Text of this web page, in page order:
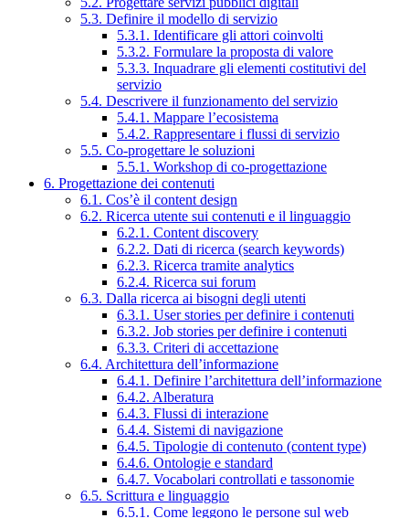
5.3. Definire il modello di servizio
5.3.1. Identificare gli attori coinvolti
5.3.2. Formulare la proposta di valore
5.3.3. Inquadrare gli elementi costitutivi del
servizio
5.4. Descrivere il funzionamento del servizio
5.4.1. Mappare l’ecosistema
5.4.2. Rappresentare i flussi di servizio
5.5. Co-progettare le soluzioni
5.5.1. Workshop di co-progettazione
6. Progettazione dei contenuti
6.1. Cos’è il content design
6.2. Ricerca utente sui contenuti e il linguaggio
6.2.1. Content discovery
6.2.2. Dati di ricerca (search keywords)
6.2.3. Ricerca tramite analytics
6.2.4. Ricerca sui forum
6.3. Dalla ricerca ai bisogni degli utenti
6.3.1. User stories per definire i contenuti
6.3.2. Job stories per definire i contenuti
6.3.3. Criteri di accettazione
6.4. Architettura dell’informazione
6.4.1. Definire l’architettura dell’informazione
6.4.2. Alberatura
6.4.3. Flussi di interazione
6.4.4. Sistemi di navigazione
6.4.5. Tipologie di contenuto (content type)
6.4.6. Ontologie e standard
6.4.7. Vocabolari controllati e tassonomie
6.5. Scrittura e linguaggio
6.5.1. Come leggono le persone sul web